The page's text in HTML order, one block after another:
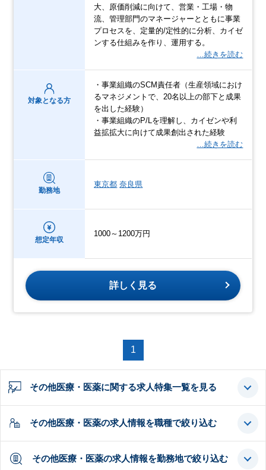
大、原価削減に向けて、営業・工場・物
流、管理部門のマネージャーとともに事業
プロセスを、定量的/定性的に分析、カイゼ
ンする仕組みを作り、運用する。
…続きを読む
対象となる方
・事業組織のSCM責任者（生産領域におけ
るマネジメントで、20名以上の部下と成果
を出した経験）
・事業組織のP/Lを理解し、カイゼンや利
益拡拡大に向けて成果創出された経験
…続きを読む
勤務地
東京都 奈良県
想定年収
1000～1200万円
詳しく見る
1
その他医療・医薬に関する求人特集一覧を見る
その他医療・医薬の求人情報を職種で絞り込む
その他医療・医薬の求人情報を勤務地で絞り込む